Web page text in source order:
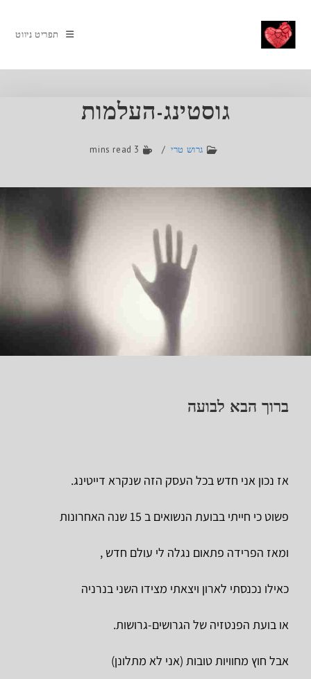
תפריט ניווט
גוסטינג-העלמות
גרוש טרי 3 mins read
ברוך הבא לבועה
אז נכון אני חדש בכל העסק הזה שנקרא דייטינג.
פשוט כי חייתי בבועת הנשואים ב 15 שנה האחרונות
ומאז הפרידה פתאום נגלה לי עולם חדש ,
כאילו נכנסתי לארון ויצאתי מצידו השני בנרניה
או בועת הפנטזיה של הגרושים-גרושות.
אבל חוץ מחוויות טובות (אני לא מתלונן)